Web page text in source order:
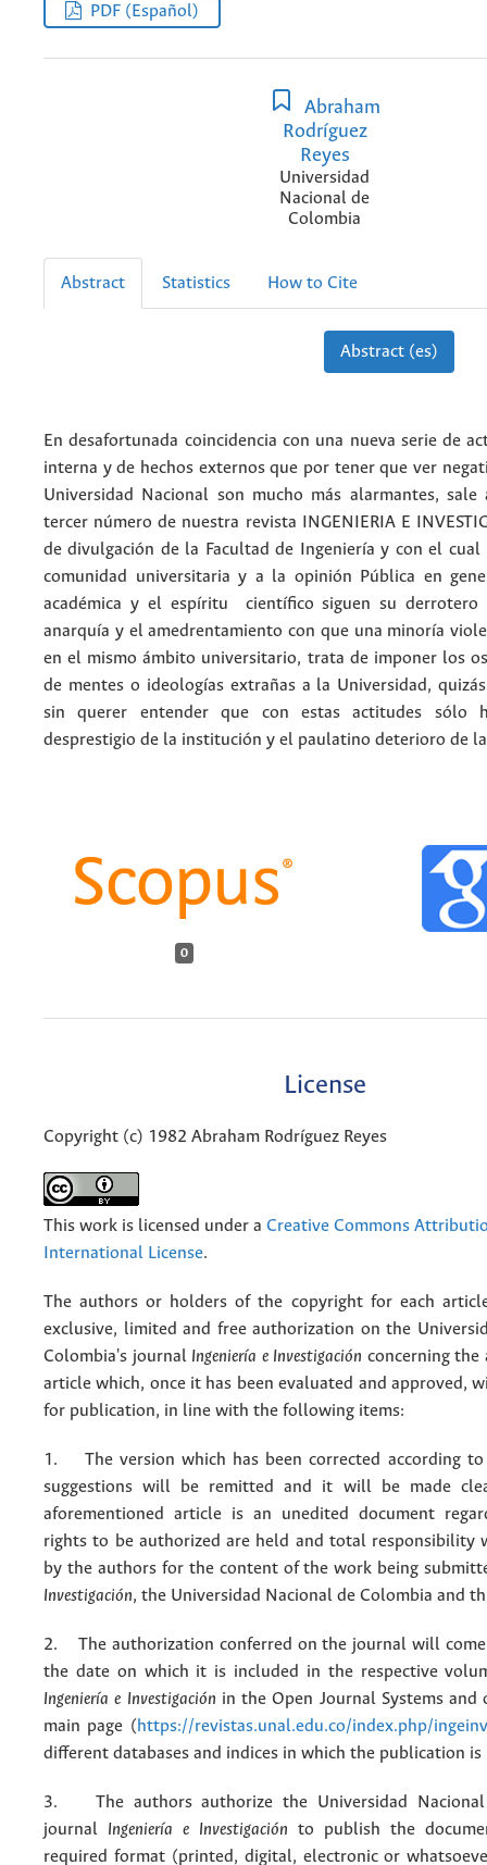
PDF (Español)
Abraham
Rodríguez
Reyes
Universidad
Nacional de
Colombia
Abstract Statistics How to Cite
Abstract (es)
En desafortunada coincidencia con una nueva serie de
interna y de hechos externos que por tener que ver
Universidad Nacional son mucho más alarmantes,
tercer número de nuestra revista INGENIERIA E
de divulgación de la Facultad de Ingeniería y con el cual
comunidad universitaria y a la opinión Pública en
académica y el espíritu científico siguen su
anarquía y el amedrentamiento con que una minoría
en el mismo ámbito universitario, trata de imponer los
de mentes o ideologías extrañas a la Universidad,
sin querer entender que con estas actitudes sólo
desprestigio de la institución y el paulatino deterioro de
0
License
Copyright (c) 1982 Abraham Rodríguez Reyes
This work is licensed under a Creative Commons
International License.
The authors or holders of the copyright for each
exclusive, limited and free authorization on the
Colombia's journal Ingeniería e Investigación concerning the
article which, once it has been evaluated and approved,
for publication, in line with the following items:
1. The version which has been corrected according
suggestions will be remitted and it will be made
aforementioned article is an unedited document
rights to be authorized are held and total responsibility
by the authors for the content of the work being
Investigación, the Universidad Nacional de Colombia and
2. The authorization conferred on the journal will
the date on which it is included in the respective
Ingeniería e Investigación in the Open Journal Systems and
main page (https://revistas.unal.edu.co/index.php/ingeinv
different databases and indices in which the publication is
3. The authors authorize the Universidad Nacional
journal Ingeniería e Investigación to publish the
required format (printed, digital, electronic or